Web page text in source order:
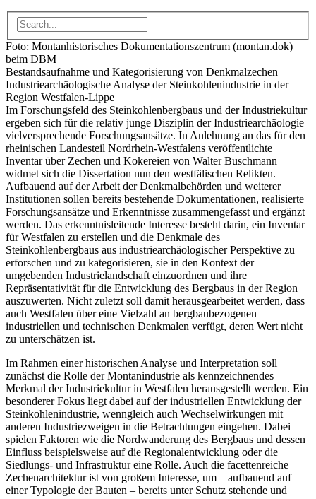
Foto: Montanhistorisches Dokumentationszentrum (montan.dok)
beim DBM
Bestandsaufnahme und Kategorisierung von Denkmalzechen
Industriearchäologische Analyse der Steinkohlenindustrie in der
Region Westfalen-Lippe
Im Forschungsfeld des Steinkohlenbergbaus und der Industriekultur
ergeben sich für die relativ junge Disziplin der Industriearchäologie
vielversprechende Forschungsansätze. In Anlehnung an das für den
rheinischen Landesteil Nordrhein-Westfalens veröffentlichte
Inventar über Zechen und Kokereien von Walter Buschmann
widmet sich die Dissertation nun den westfälischen Relikten.
Aufbauend auf der Arbeit der Denkmalbehörden und weiterer
Institutionen sollen bereits bestehende Dokumentationen, realisierte
Forschungsansätze und Erkenntnisse zusammengefasst und ergänzt
werden. Das erkenntnisleitende Interesse besteht darin, ein Inventar
für Westfalen zu erstellen und die Denkmale des
Steinkohlenbergbaus aus industriearchäologischer Perspektive zu
erforschen und zu kategorisieren, sie in den Kontext der
umgebenden Industrielandschaft einzuordnen und ihre
Repräsentativität für die Entwicklung des Bergbaus in der Region
auszuwerten. Nicht zuletzt soll damit herausgearbeitet werden, dass
auch Westfalen über eine Vielzahl an bergbaubezogenen
industriellen und technischen Denkmalen verfügt, deren Wert nicht
zu unterschätzen ist.
Im Rahmen einer historischen Analyse und Interpretation soll
zunächst die Rolle der Montanindustrie als kennzeichnendes
Merkmal der Industriekultur in Westfalen herausgestellt werden. Ein
besonderer Fokus liegt dabei auf der industriellen Entwicklung der
Steinkohlenindustrie, wenngleich auch Wechselwirkungen mit
anderen Industriezweigen in die Betrachtungen eingehen. Dabei
spielen Faktoren wie die Nordwanderung des Bergbaus und dessen
Einfluss beispielsweise auf die Regionalentwicklung oder die
Siedlungs- und Infrastruktur eine Rolle. Auch die facettenreiche
Zechenarchitektur ist von großem Interesse, um – aufbauend auf
einer Typologie der Bauten – bereits unter Schutz stehende und